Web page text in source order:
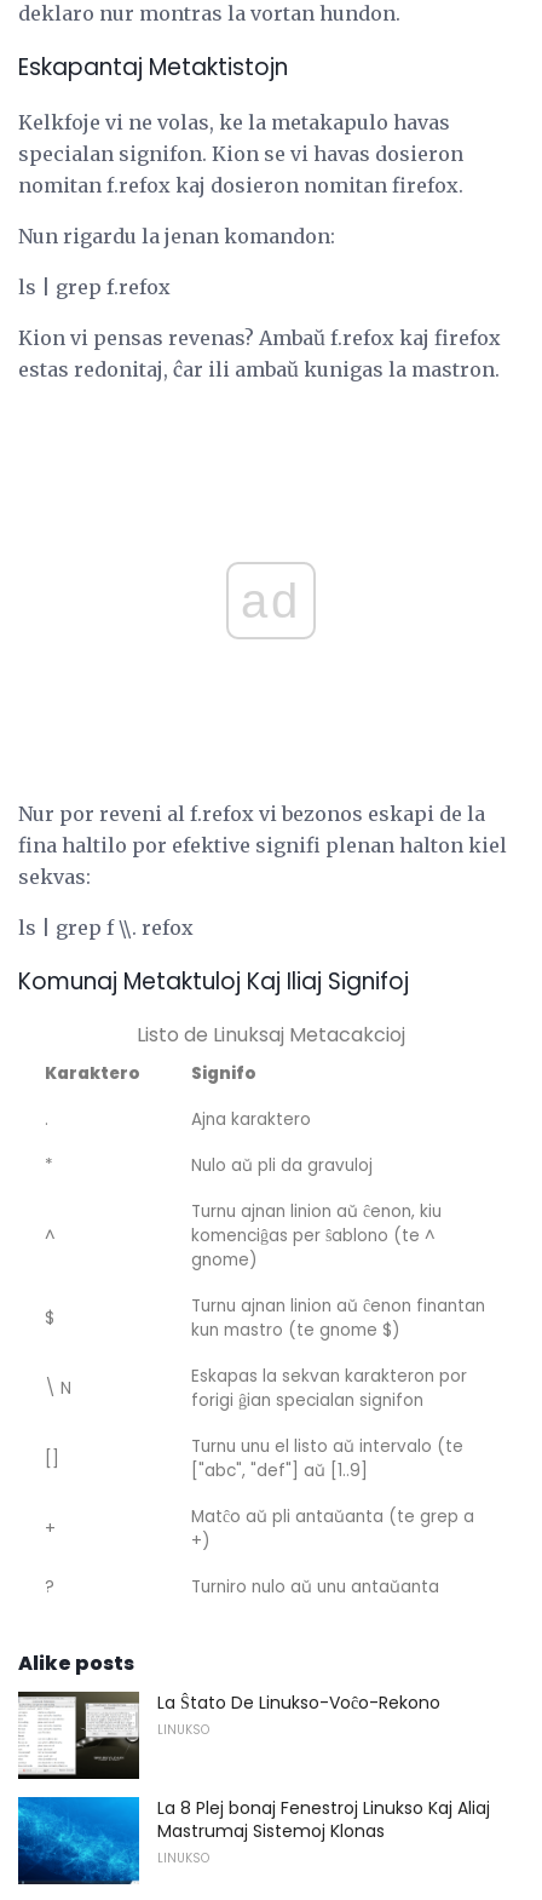
deklaro nur montras la vortan hundon.
Eskapantaj Metaktistojn
Kelkfoje vi ne volas, ke la metakapulo havas
specialan signifon. Kion se vi havas dosieron
nomitan f.refox kaj dosieron nomitan firefox.
Nun rigardu la jenan komandon:
ls | grep f.refox
Kion vi pensas revenas? Ambaŭ f.refox kaj firefox
estas redonitaj, ĉar ili ambaŭ kunigas la mastron.
ad
Nur por reveni al f.refox vi bezonos eskapi de la
fina haltilo por efektive signifi plenan halton kiel
sekvas:
ls | grep f \\. refox
Komunaj Metaktuloj Kaj Iliaj Signifoj
Listo de Linuksaj Metacakcioj
Karaktero
Signifo
.
Ajna karaktero
*
Nulo aŭ pli da gravuloj
^
Turnu ajnan linion aŭ ĉenon, kiu
komenciĝas per ŝablono (te ^
gnome)
$
Turnu ajnan linion aŭ ĉenon finantan
kun mastro (te gnome $)
\ N
Eskapas la sekvan karakteron por
forigi ĝian specialan signifon
Turnu unu el listo aŭ intervalo (te
["abc", "def"] aŭ [1..9]
+
Matĉo aŭ pli antaŭanta (te grep a
+)
?
Turniro nulo aŭ unu antaŭanta
Alike posts
La Ŝtato De Linukso-Voĉo-Rekono
LINUKSO
La 8 Plej bonaj Fenestroj Linukso Kaj Aliaj
Mastrumaj Sistemoj Klonas
LINUKSO